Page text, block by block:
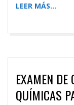
LEER MÁS…
EXAMEN DE
QUÍMICAS